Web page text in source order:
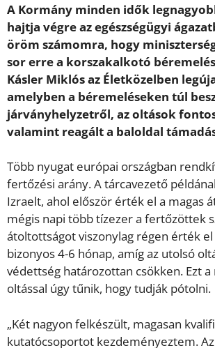
A Kormány minden idők
hajtja végre az egészségügyi
öröm számomra, hogy
sor erre a korszakalkotó
Kásler Miklós az Életközelben
amelyben a béremeléseken túl
járványhelyzetről, az oltások
valamint reagált a baloldal
Több nyugat európai országban
fertőzési arány. A tárcavezető
Izraelt, ahol először érték el a magas
mégis napi több tízezer a fertőzöttek
átoltottságot viszonylag régen érték el
bizonyos 4-6 hónap, amíg az utolsó
védettség határozottan csökken. Ezt
oltással úgy tűnik, hogy tudják pótolni.
„Két nagyon felkészült, magasan
kutatócsoportot kezdeményeztem.